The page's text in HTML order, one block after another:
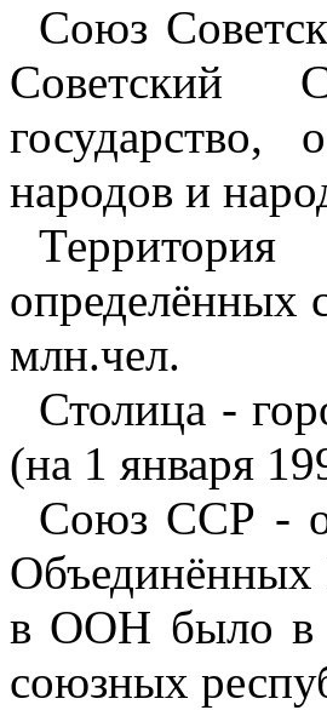
Союз
Советский
народов и
определённых
млн.чел.
Столица -
(на 1 января
Союз ССР -
Объединённых
в ООН было в
союзных